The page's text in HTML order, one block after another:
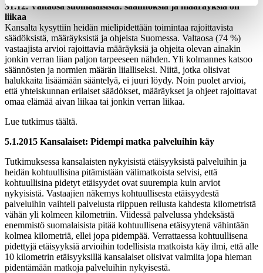
31.12. Valtaosa suomalaisista: säännöksiä ja määräyksiä on
liikaa
Kansalta kysyttiin heidän mielipidettään toimintaa rajoittavista
säädöksistä, määräyksistä ja ohjeista Suomessa. Valtaosa (74 %)
vastaajista arvioi rajoittavia määräyksiä ja ohjeita olevan ainakin
jonkin verran liian paljon tarpeeseen nähden. Yli kolmannes katsoo
säännösten ja normien määrän liialliseksi. Niitä, jotka olisivat
halukkaita lisäämään sääntelyä, ei juuri löydy. Noin puolet arvioi,
että yhteiskunnan erilaiset säädökset, määräykset ja ohjeet rajoittavat
omaa elämää aivan liikaa tai jonkin verran liikaa.
Lue tutkimus täältä.
5.1.2015 Kansalaiset: Pidempi matka palveluihin käy
Tutkimuksessa kansalaisten nykyisistä etäisyyksistä palveluihin ja
heidän kohtuullisina pitämistään välimatkoista selvisi, että
kohtuullisina pidetyt etäisyydet ovat suurempia kuin arviot
nykyisistä. Vastaajien näkemys kohtuullisesta etäisyydestä
palveluihin vaihteli palvelusta riippuen reilusta kahdesta kilometristä
vähän yli kolmeen kilometriin. Viidessä palvelussa yhdeksästä
enemmistö suomalaisista pitää kohtuullisena etäisyytenä vähintään
kolmea kilometriä, ellei jopa pidempää. Verrattaessa kohtuullisena
pidettyjä etäisyyksiä arvioihin todellisista matkoista käy ilmi, että alle
10 kilometrin etäisyyksillä kansalaiset olisivat valmiita jopa hieman
pidentämään matkoja palveluihin nykyisestä.